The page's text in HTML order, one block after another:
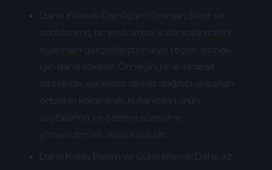
Daha Yüksek Dönüşüm Oranları: Basit ve
odaklanmış bir web sitesi, kullanıcıları belirli
eylemleri gerçekleştirmeye teşvik etmek
için daha etkilidir. Örneğin, bir e-ticaret
sitesinde, gereksiz dikkat dağıtıcı unsurları
ortadan kaldırarak, kullanıcıları ürün
sayfalarına ve ödeme sürecine
yönlendirmek daha kolaydır.
Daha Kolay Bakım ve Güncelleme: Daha az